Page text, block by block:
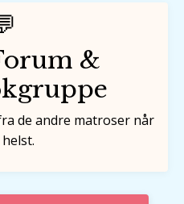
&
de andre matroser når